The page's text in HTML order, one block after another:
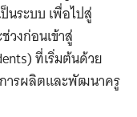
นระบบ เพื่อไปสู่
วงก่อนเข้าสู่
ที่เริ่มต้นด้วย
ารผลิตและพัฒนาครู